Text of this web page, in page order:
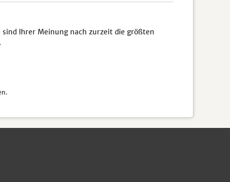
Ihrer Meinung nach zurzeit die größten